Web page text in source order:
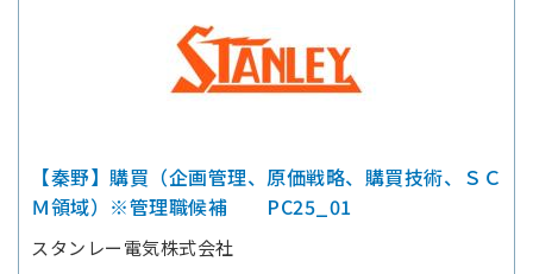
【秦野】購買（企画管理、原価戦略、購買技術、ＳＣ
Ｍ領域）※管理職候補 PC25_01
スタンレー電気株式会社